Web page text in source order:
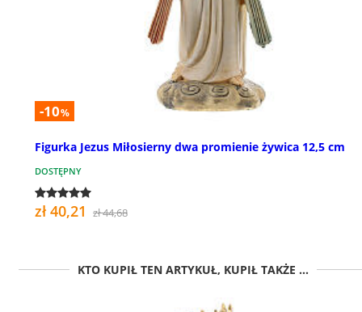
-10%
Figurka Jezus Miłosierny dwa promienie żywica 12,5 cm
DOSTĘPNY
zł 40,21 zł 44,68
KTO KUPIŁ TEN ARTYKUŁ, KUPIŁ TAKŻE ...